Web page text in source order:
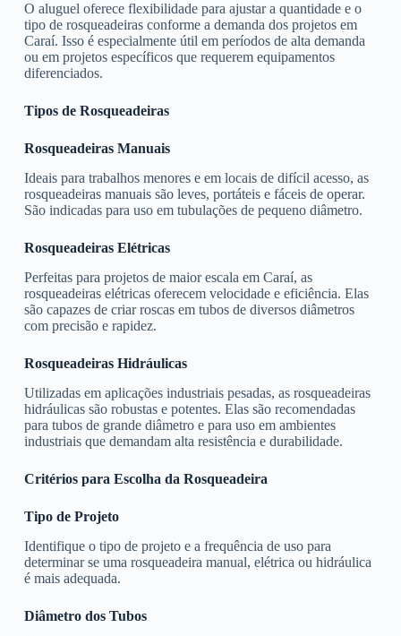
O aluguel oferece flexibilidade para ajustar a quantidade e o
tipo de rosqueadeiras conforme a demanda dos projetos em
Caraí. Isso é especialmente útil em períodos de alta demanda
ou em projetos específicos que requerem equipamentos
diferenciados.
Tipos de Rosqueadeiras
Rosqueadeiras Manuais
Ideais para trabalhos menores e em locais de difícil acesso, as
rosqueadeiras manuais são leves, portáteis e fáceis de operar.
São indicadas para uso em tubulações de pequeno diâmetro.
Rosqueadeiras Elétricas
Perfeitas para projetos de maior escala em Caraí, as
rosqueadeiras elétricas oferecem velocidade e eficiência. Elas
são capazes de criar roscas em tubos de diversos diâmetros
com precisão e rapidez.
Rosqueadeiras Hidráulicas
Utilizadas em aplicações industriais pesadas, as rosqueadeiras
hidráulicas são robustas e potentes. Elas são recomendadas
para tubos de grande diâmetro e para uso em ambientes
industriais que demandam alta resistência e durabilidade.
Critérios para Escolha da Rosqueadeira
Tipo de Projeto
Identifique o tipo de projeto e a frequência de uso para
determinar se uma rosqueadeira manual, elétrica ou hidráulica
é mais adequada.
Diâmetro dos Tubos